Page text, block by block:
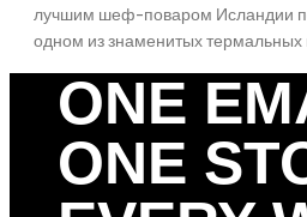
лучшим шеф-поваром Исландии
одном из знаменитых термальных
ONE
ONE